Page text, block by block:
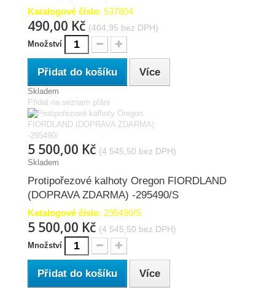
Katalogové číslo: 537804
490,00 Kč (404,95 bez DPH)
Množství
Přidat do košíku Více
Skladem
Přidat na seznam přání
5 500,00 Kč (4 545,50 bez DPH)
Skladem
Protipořezové kalhoty Oregon FIORDLAND
(DOPRAVA ZDARMA) -295490/S
Katalogové číslo: 295490/S
5 500,00 Kč (4 545,50 bez DPH)
Množství
Přidat do košíku Více